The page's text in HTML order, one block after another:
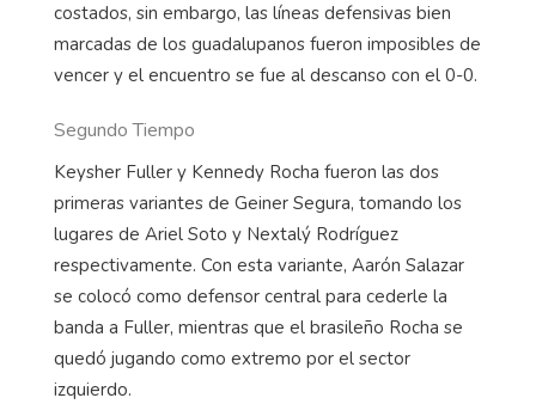
costados, sin embargo, las líneas defensivas bien
marcadas de los guadalupanos fueron imposibles de
vencer y el encuentro se fue al descanso con el 0-0.
Segundo Tiempo
Keysher Fuller y Kennedy Rocha fueron las dos
primeras variantes de Geiner Segura, tomando los
lugares de Ariel Soto y Nextalý Rodríguez
respectivamente. Con esta variante, Aarón Salazar
se colocó como defensor central para cederle la
banda a Fuller, mientras que el brasileño Rocha se
quedó jugando como extremo por el sector
izquierdo.